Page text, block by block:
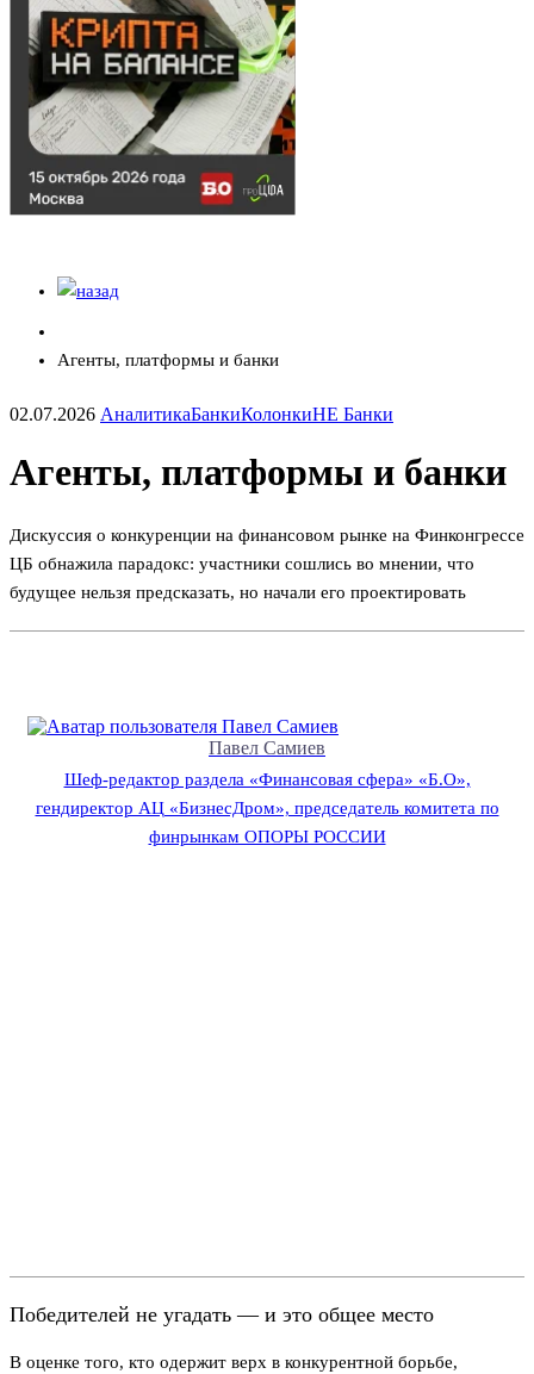
Агенты, платформы и банки
02.07.2026 АналитикаБанкиКолонкиНЕ Банки
Агенты, платформы и банки
Дискуссия о конкуренции на финансовом рынке на Финконгрессе
ЦБ обнажила парадокс: участники сошлись во мнении, что
будущее нельзя предсказать, но начали его проектировать
Павел Самиев
Шеф-редактор раздела «Финансовая сфера» «Б.О»,
гендиректор АЦ «БизнесДром», председатель комитета по
финрынкам ОПОРЫ РОССИИ
Победителей не угадать — и это общее место
В оценке того, кто одержит верх в конкурентной борьбе,